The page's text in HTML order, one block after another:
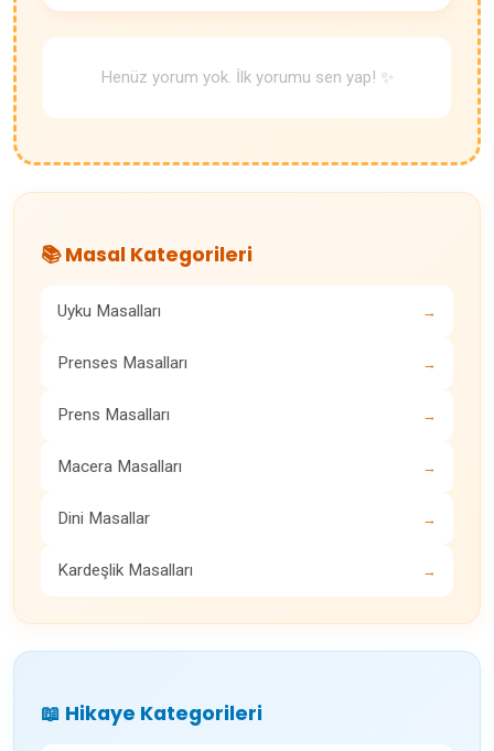
Henüz yorum yok. İlk yorumu sen yap! ✨
📚 Masal Kategorileri
Uyku Masalları →
Prenses Masalları →
Prens Masalları →
Macera Masalları →
Dini Masallar →
Kardeşlik Masalları →
📖 Hikaye Kategorileri